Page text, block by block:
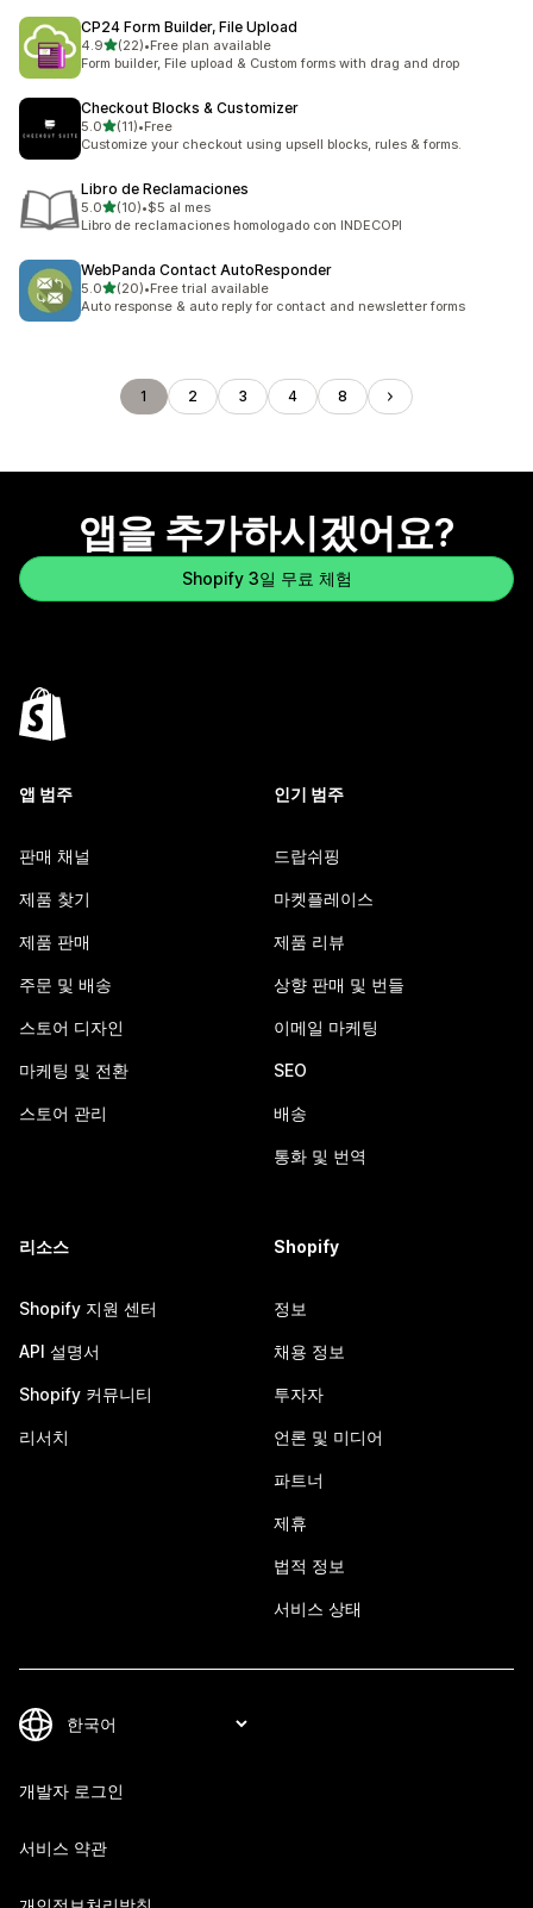
CP24 Form Builder, File Upload
4.9별 5개 중
(22)
총 리뷰 22개
•Free plan available
Form builder, File upload & Custom forms with drag and drop
Checkout Blocks & Customizer
5.0별 5개 중
(11)
총 리뷰 11개
•Free
Customize your checkout using upsell blocks, rules & forms.
Libro de Reclamaciones
5.0별 5개 중
(10)
총 리뷰 10개
•$5 al mes
Libro de reclamaciones homologado con INDECOPI
WebPanda Contact AutoResponder
5.0별 5개 중
(20)
총 리뷰 20개
•Free trial available
Auto response & auto reply for contact and newsletter forms
1 2 3 4 8
앱을 추가하시겠어요?
Shopify 3일 무료 체험
앱 범주
판매 채널
제품 찾기
제품 판매
주문 및 배송
스토어 디자인
마케팅 및 전환
스토어 관리
인기 범주
드랍쉬핑
마켓플레이스
제품 리뷰
상향 판매 및 번들
이메일 마케팅
SEO
배송
통화 및 번역
리소스
Shopify 지원 센터
API 설명서
Shopify 커뮤니티
리서치
Shopify
정보
채용 정보
투자자
언론 및 미디어
파트너
제휴
법적 정보
서비스 상태
개발자 로그인
서비스 약관